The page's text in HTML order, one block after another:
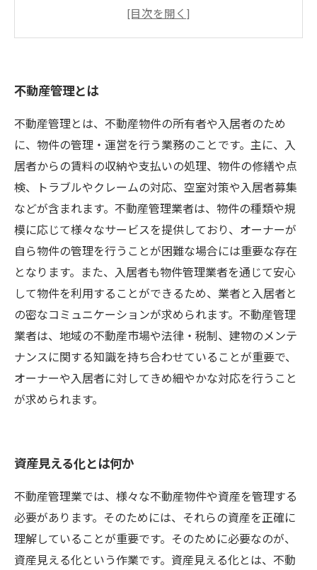
不動産管理の資産見える化の方法
不動産管理とは
不動産管理とは、不動産物件の所有者や入居者のため
に、物件の管理・運営を行う業務のことです。主に、入
居者からの賃料の収納や支払いの処理、物件の修繕や点
検、トラブルやクレームの対応、空室対策や入居者募集
などが含まれます。不動産管理業者は、物件の種類や規
模に応じて様々なサービスを提供しており、オーナーが
自ら物件の管理を行うことが困難な場合には重要な存在
となります。また、入居者も物件管理業者を通じて安心
して物件を利用することができるため、業者と入居者と
の密なコミュニケーションが求められます。不動産管理
業者は、地域の不動産市場や法律・税制、建物のメンテ
ナンスに関する知識を持ち合わせていることが重要で、
オーナーや入居者に対してきめ細やかな対応を行うこと
が求められます。
資産見える化とは何か
不動産管理業では、様々な不動産物件や資産を管理する
必要があります。そのためには、それらの資産を正確に
理解していることが重要です。そのために必要なのが、
資産見える化という作業です。資産見える化とは、不動